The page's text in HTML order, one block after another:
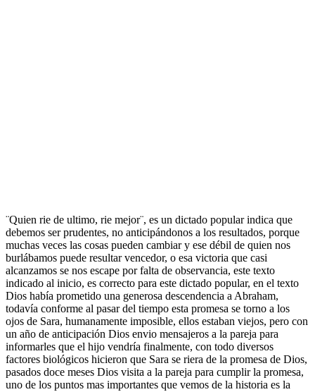
¨Quien rie de ultimo, rie mejor¨, es un dictado popular indica que
debemos ser prudentes, no anticipándonos a los resultados, porque
muchas veces las cosas pueden cambiar y ese débil de quien nos
burlábamos puede resultar vencedor, o esa victoria que casi
alcanzamos se nos escape por falta de observancia, este texto
indicado al inicio, es correcto para este dictado popular, en el texto
Dios había prometido una generosa descendencia a Abraham,
todavía conforme al pasar del tiempo esta promesa se torno a los
ojos de Sara, humanamente imposible, ellos estaban viejos, pero con
un año de anticipación Dios envio mensajeros a la pareja para
informarles que el hijo vendría finalmente, con todo diversos
factores biológicos hicieron que Sara se riera de la promesa de Dios,
pasados doce meses Dios visita a la pareja para cumplir la promesa,
uno de los puntos mas importantes que vemos de la historia es la